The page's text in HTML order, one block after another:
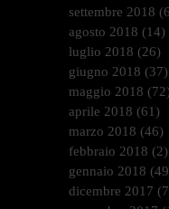
settembre 2018
agosto 2018 (14)
luglio 2018 (26)
giugno 2018 (37)
maggio 2018 (72)
aprile 2018 (61)
marzo 2018 (46)
febbraio 2018 (2)
gennaio 2018
dicembre 2017